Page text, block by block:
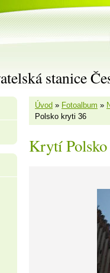
stanice
Úvod » Fotoalbum »
Polsko kryti 36
Krytí